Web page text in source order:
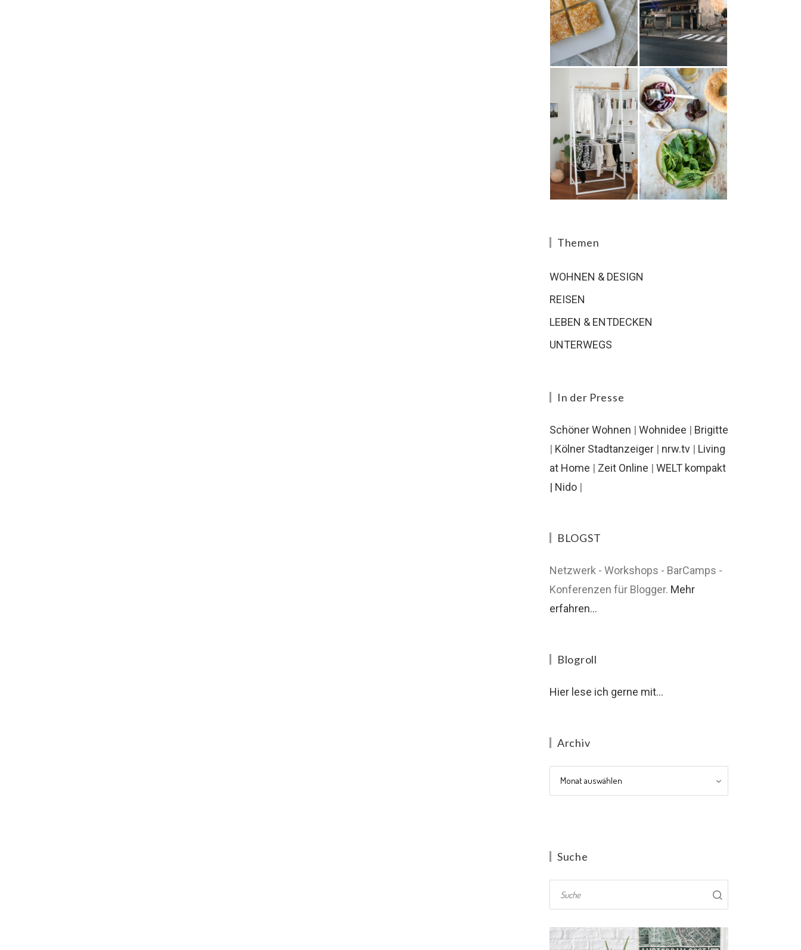
Themen
WOHNEN & DESIGN
REISEN
LEBEN & ENTDECKEN
UNTERWEGS
In der Presse
Schöner Wohnen | Wohnidee | Brigitte
| Kölner Stadtanzeiger | nrw.tv | Living
at Home | Zeit Online | WELT kompakt
| Nido |
BLOGST
Netzwerk - Workshops - BarCamps -
Konferenzen für Blogger. Mehr
erfahren...
Blogroll
Hier lese ich gerne mit...
Archiv
Archiv
Suche